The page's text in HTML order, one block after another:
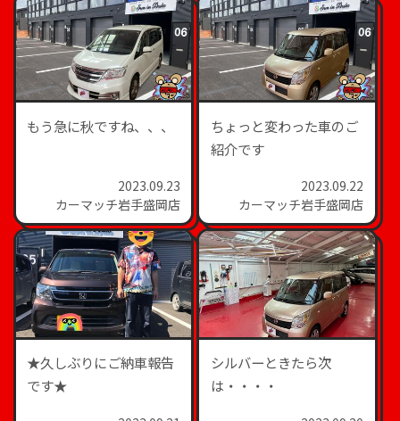
もう急に秋ですね、、、
2023.09.23
カーマッチ岩手盛岡店
ちょっと変わった車のご
紹介です
2023.09.22
カーマッチ岩手盛岡店
★久しぶりにご納車報告
です★
シルバーときたら次
は・・・・